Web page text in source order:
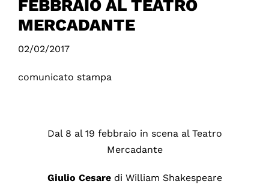
FEBBRAIO AL TEATRO
MERCADANTE
02/02/2017
comunicato stampa
Dal 8 al 19 febbraio in scena al Teatro
Mercadante
Giulio Cesare di William Shakespeare